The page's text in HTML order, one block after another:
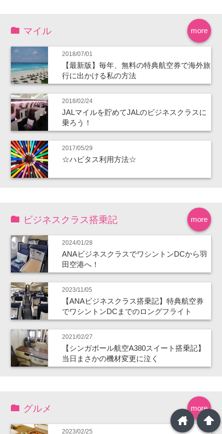
more
マイル
2018/07/01
【最新版】毎年、無料の特典航空券で海外旅
行に出かける私の方法
2018/02/24
JALマイルを貯めてJALのビジネスクラスに
乗ろう！
2017/05/29
☆ハピタス利用方法☆
more
ビジネスクラス搭乗記
2024/01/28
ANAビジネスクラスでワシントンDCから羽
田空港へ！
2023/11/05
【ANAビジネスクラス搭乗記】特典航空券
でワシントンDCまでのロングフライト
2021/02/27
【シンガポール航空A380スイート搭乗記】
当日まさかの機材変更に泣く
more
グルメ
2023/02/25
arrowup
home